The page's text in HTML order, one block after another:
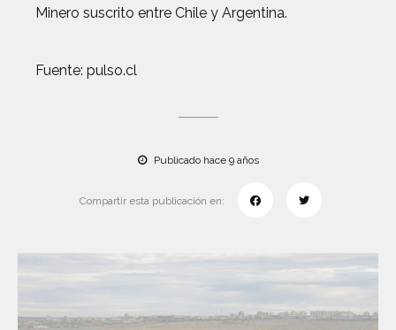
Minero suscrito entre Chile y Argentina.
Fuente: pulso.cl
Publicado hace 9 años
Compartir esta publicación en: